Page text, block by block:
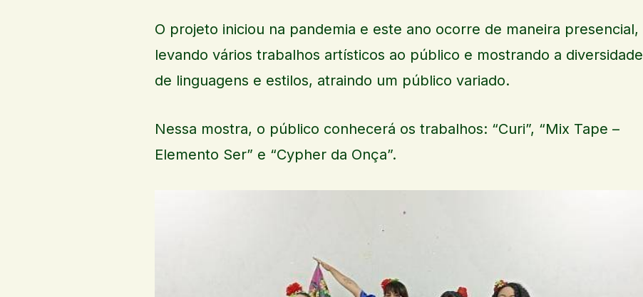
O projeto iniciou na pandemia e este ano ocorre de maneira presencial,
levando vários trabalhos artísticos ao público e mostrando a diversidade
de linguagens e estilos, atraindo um público variado.
Nessa mostra, o público conhecerá os trabalhos: “Curi”, “Mix Tape –
Elemento Ser” e “Cypher da Onça”.